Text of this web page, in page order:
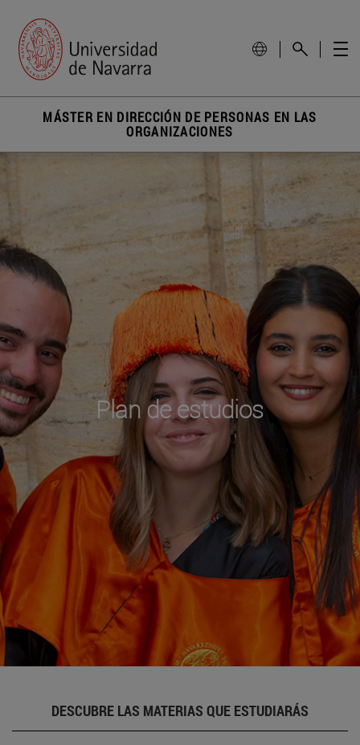
MÁSTER EN DIRECCIÓN DE PERSONAS EN LAS
ORGANIZACIONES
Plan de estudios
DESCUBRE LAS MATERIAS QUE ESTUDIARÁS